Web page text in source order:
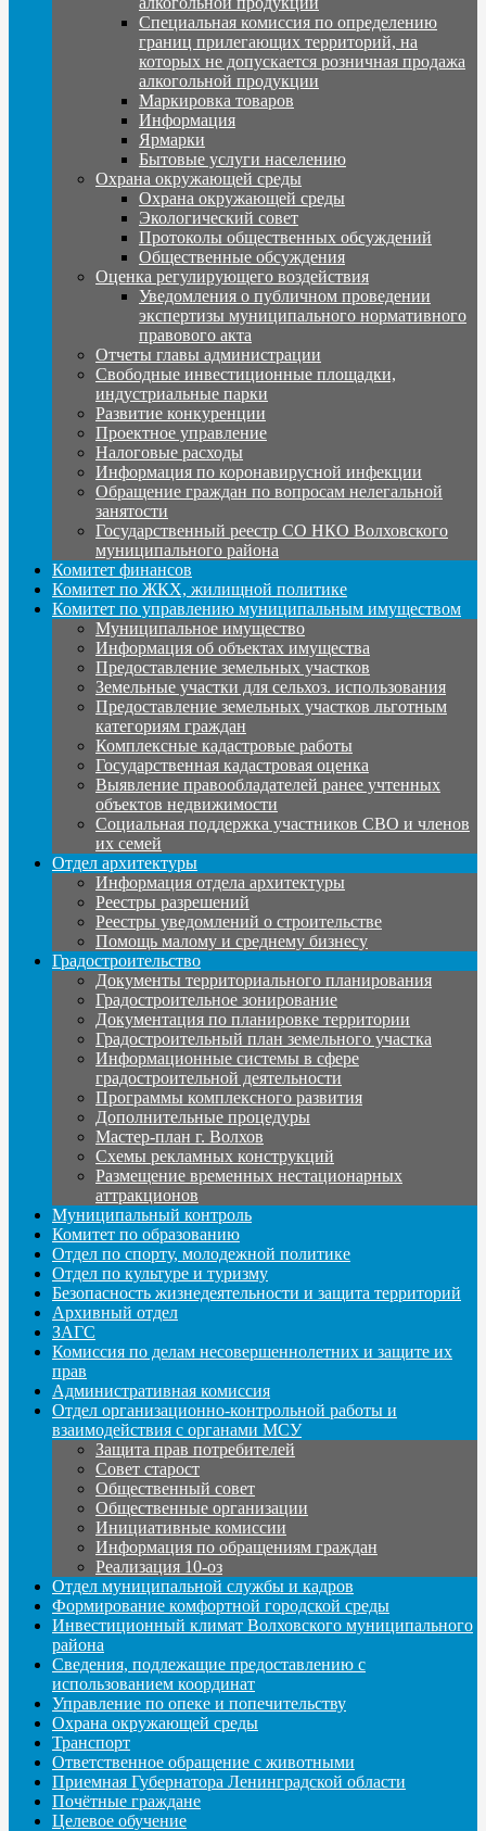
Специальная комиссия по определению
границ прилегающих территорий, на
которых не допускается розничная продажа
алкогольной продукции
Маркировка товаров
Информация
Ярмарки
Бытовые услуги населению
Охрана окружающей среды
Охрана окружающей среды
Экологический совет
Протоколы общественных обсуждений
Общественные обсуждения
Оценка регулирующего воздействия
Уведомления о публичном проведении
экспертизы муниципального нормативного
правового акта
Отчеты главы администрации
Свободные инвестиционные площадки,
индустриальные парки
Развитие конкуренции
Проектное управление
Налоговые расходы
Информация по коронавирусной инфекции
Обращение граждан по вопросам нелегальной
занятости
Государственный реестр СО НКО Волховского
муниципального района
Комитет финансов
Комитет по ЖКХ, жилищной политике
Комитет по управлению муниципальным имуществом
Муниципальное имущество
Информация об объектах имущества
Предоставление земельных участков
Земельные участки для сельхоз. использования
Предоставление земельных участков льготным
категориям граждан
Комплексные кадастровые работы
Государственная кадастровая оценка
Выявление правообладателей ранее учтенных
объектов недвижимости
Социальная поддержка участников СВО и членов
их семей
Отдел архитектуры
Информация отдела архитектуры
Реестры разрешений
Реестры уведомлений о строительстве
Помощь малому и среднему бизнесу
Градостроительство
Документы территориального планирования
Градостроительное зонирование
Документация по планировке территории
Градостроительный план земельного участка
Информационные системы в сфере
градостроительной деятельности
Программы комплексного развития
Дополнительные процедуры
Мастер-план г. Волхов
Схемы рекламных конструкций
Размещение временных нестационарных
аттракционов
Муниципальный контроль
Комитет по образованию
Отдел по спорту, молодежной политике
Отдел по культуре и туризму
Безопасность жизнедеятельности и защита территорий
Архивный отдел
ЗАГС
Комиссия по делам несовершеннолетних и защите их
прав
Административная комиссия
Отдел организационно-контрольной работы и
взаимодействия с органами МСУ
Защита прав потребителей
Совет старост
Общественный совет
Общественные организации
Инициативные комиссии
Информация по обращениям граждан
Реализация 10-оз
Отдел муниципальной службы и кадров
Формирование комфортной городской среды
Инвестиционный климат Волховского муниципального
района
Сведения, подлежащие предоставлению с
использованием координат
Управление по опеке и попечительству
Охрана окружающей среды
Транспорт
Ответственное обращение с животными
Приемная Губернатора Ленинградской области
Почётные граждане
Целевое обучение